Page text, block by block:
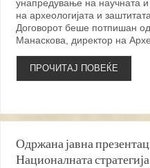
унапредување на научната и
на археологијата и
Договорот беше потпишан
Манаскова, директор на
ПРОЧИТАЈ ПОВЕЌЕ
Одржана јавна
Националната